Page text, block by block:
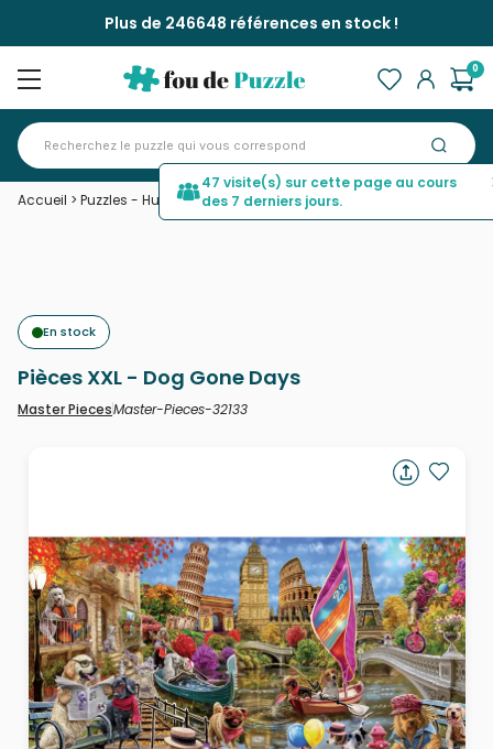
Plus de 246648 références en stock !
0
Accueil > Puzzles - Humour et Satire >Pièces XXL - Dog Gone Days
En stock
Pièces XXL - Dog Gone Days
Master PiecesMaster-Pieces-32133
47 visite(s) sur cette page au cours
des 7 derniers jours.